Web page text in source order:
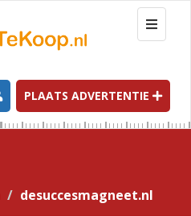
T
o
g
l
e
n
g
PLAATS ADVERTENTIE
desuccesmagneet.nl